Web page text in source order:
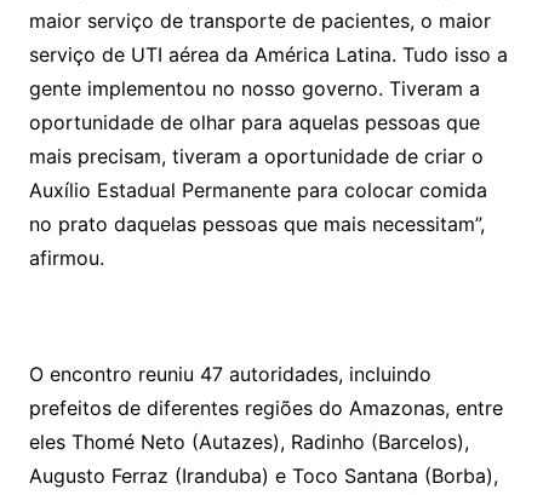
maior serviço de transporte de pacientes, o maior
serviço de UTI aérea da América Latina. Tudo isso a
gente implementou no nosso governo. Tiveram a
oportunidade de olhar para aquelas pessoas que
mais precisam, tiveram a oportunidade de criar o
Auxílio Estadual Permanente para colocar comida
no prato daquelas pessoas que mais necessitam”,
afirmou.
O encontro reuniu 47 autoridades, incluindo
prefeitos de diferentes regiões do Amazonas, entre
eles Thomé Neto (Autazes), Radinho (Barcelos),
Augusto Ferraz (Iranduba) e Toco Santana (Borba),